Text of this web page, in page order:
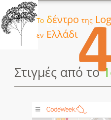
Το δέντρο της
εν Ελλάδι
Button
Στιγμές από το